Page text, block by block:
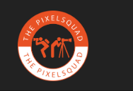
naar
inhoud